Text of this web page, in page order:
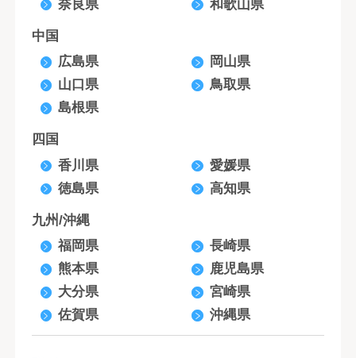
奈良県
和歌山県
中国
広島県
岡山県
山口県
鳥取県
島根県
四国
香川県
愛媛県
徳島県
高知県
九州/沖縄
福岡県
長崎県
熊本県
鹿児島県
大分県
宮崎県
佐賀県
沖縄県